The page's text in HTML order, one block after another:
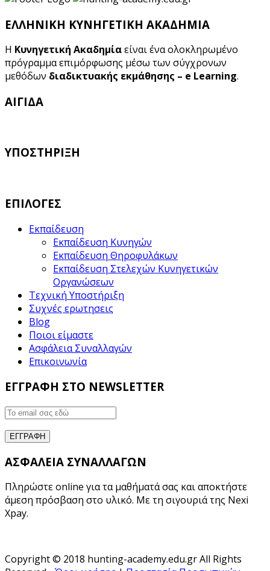
ΕΛΛΗΝΙΚΗ ΚΥΝΗΓΕΤΙΚΗ ΑΚΑΔΗΜΙΑ
Η Κυνηγετική Ακαδημίαείναι ένα ολοκληρωμένο
πρόγραμμα επιμόρφωσης μέσω των σύγχρονων
μεθόδων διαδικτυακής εκμάθησης – e Learning.
ΑΙΓΙΔΑ
ΥΠΟΣΤΗΡΙΞΗ
ΕΠΙΛΟΓΕΣ
Εκπαίδευση
Εκπαίδευση Κυνηγών
Εκπαίδευση Θηροφυλάκων
Εκπαίδευση Στελεχών Κυνηγετικών
Οργανώσεων
Τεχνική Υποστήριξη
Συχνές ερωτησεις
Blog
Ποιοι είμαστε
Ασφάλεια Συναλλαγών
Επικοινωνία
ΕΓΓΡΑΦΗ ΣΤΟ NEWSLETTER
ΑΣΦΑΛΕΙΑ ΣΥΝΑΛΛΑΓΩΝ
Πληρώστε online για τα μαθήματά σας και αποκτήστε
άμεση πρόσβαση στο υλικό. Με τη σιγουριά της Nexi
Xpay.
Copyright © 2018 hunting-academy.edu.gr All Rights